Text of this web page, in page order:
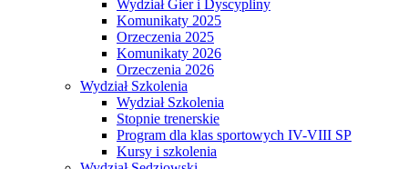
Wydział Gier i Dyscypliny
Komunikaty 2025
Orzeczenia 2025
Komunikaty 2026
Orzeczenia 2026
Wydział Szkolenia
Wydział Szkolenia
Stopnie trenerskie
Program dla klas sportowych IV-VIII SP
Kursy i szkolenia